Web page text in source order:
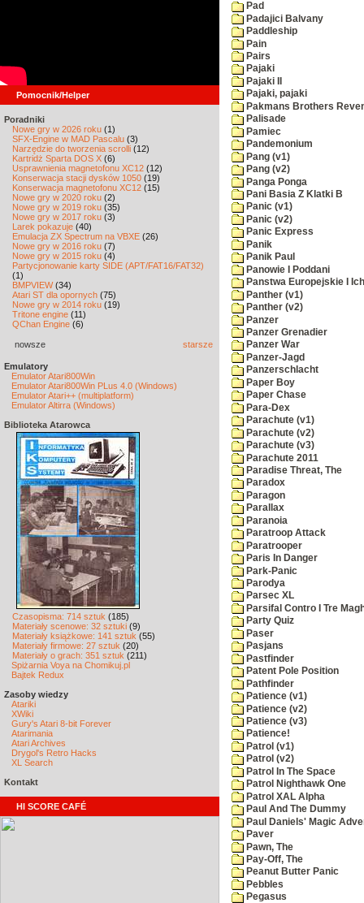
Pomocnik/Helper
Poradniki
Nowe gry w 2026 roku (1)
SFX-Engine w MAD Pascalu (3)
Narzędzie do tworzenia scrolli (12)
Kartridż Sparta DOS X (6)
Usprawnienia magnetofonu XC12 (12)
Konserwacja stacji dysków 1050 (19)
Konserwacja magnetofonu XC12 (15)
Nowe gry w 2020 roku (2)
Nowe gry w 2019 roku (35)
Nowe gry w 2017 roku (3)
Larek pokazuje (40)
Emulacja ZX Spectrum na VBXE (26)
Nowe gry w 2016 roku (7)
Nowe gry w 2015 roku (4)
Partycjonowanie karty SIDE (APT/FAT16/FAT32)
(1)
BMPVIEW(34)
Atari ST dla opornych (75)
Nowe gry w 2014 roku (19)
Tritone engine (11)
QChan Engine (6)
nowsze starsze
Emulatory
Emulator Atari800Win
Emulator Atari800Win PLus 4.0 (Windows)
Emulator Atari++ (multiplatform)
Emulator Altirra (Windows)
Biblioteka Atarowca
Czasopisma: 714 sztuk (185)
Materiały scenowe: 32 sztuki (9)
Materiały książkowe: 141 sztuk (55)
Materiały firmowe: 27 sztuk (20)
Materiały o grach: 351 sztuk (211)
Spiżarnia Voya na Chomikuj.pl
Bajtek Redux
Zasoby wiedzy
Atariki
XWiki
Gury's Atari 8-bit Forever
Atarimania
Atari Archives
Drygol's Retro Hacks
XL Search
Kontakt
HI SCORE CAFÉ
Pad
Padajici Balvany
Paddleship
Pain
Pairs
Pajaki
Pajaki II
Pajaki, pajaki
Pakmans Brothers
Palisade
Pamiec
Pandemonium
Pang (v1)
Pang (v2)
Panga Ponga
Pani Basia Z Klatki B
Panic (v1)
Panic (v2)
Panic Express
Panik
Panik Paul
Panowie I Poddani
Panstwa Europejskie I
Panther (v1)
Panther (v2)
Panzer
Panzer Grenadier
Panzer War
Panzer-Jagd
Panzerschlacht
Paper Boy
Paper Chase
Para-Dex
Parachute (v1)
Parachute (v2)
Parachute (v3)
Parachute 2011
Paradise Threat, The
Paradox
Paragon
Parallax
Paranoia
Paratroop Attack
Paratrooper
Paris In Danger
Park-Panic
Parodya
Parsec XL
Parsifal Contro I Tre
Party Quiz
Paser
Pasjans
Pastfinder
Patent Pole Position
Pathfinder
Patience (v1)
Patience (v2)
Patience (v3)
Patience!
Patrol (v1)
Patrol (v2)
Patrol In The Space
Patrol Nighthawk One
Patrol XAL Alpha
Paul And The Dummy
Paul Daniels' Magic
Paver
Pawn, The
Pay-Off, The
Peanut Butter Panic
Pebbles
Pegasus